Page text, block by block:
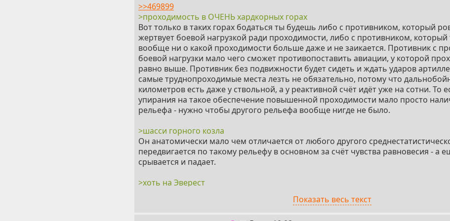
И вот тут вот сам по себе напрашивается вывод, что как-то проще всё же
задач большие колёса или же вообще передвигаться без контакта с
шагоходов тогда задач не остаётся.
>>469899
>проходимость в ОЧЕНЬ хардкорных горах
Вот только в таких горах бодаться ты будешь либо с противником, который
жертвует боевой нагрузкой ради проходимости, либо с противником, который
вообще ни о какой проходимости больше даже и не заикается. Противник с
боевой нагрузки мало чего сможет противопоставить авиации, у которой
равно выше. Противник без подвижности будет сидеть и ждать ударов
самые труднопроходимые места лезть не обязательно, потому что
километров есть даже у ствольной, а у реактивной счёт идёт уже на сотни. То
упирания на такое обеспечение повышенной проходимости мало просто
рельефа - нужно чтобы другого рельефа вообще нигде не было.
>шасси горного козла
Он анатомически мало чем отличается от любого другого
передвигается по такому рельефу в основном за счёт чувства равновесия - а
срывается и падает.
>хоть на Эверест
единицы, а обладающие тактической и стратегической ценностью горы - это
Показать весь текст